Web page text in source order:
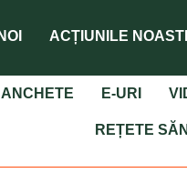
ACȚIUNILE
ANCHETE E-URI
REȚETE